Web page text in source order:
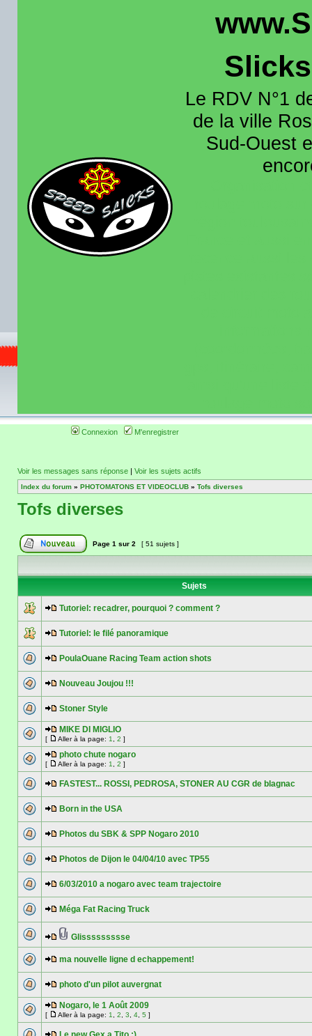
Le RDV N°1
de la ville
Sud-Ouest
Connexion M'enregistrer
Voir les messages sans réponse | Voir les sujets actifs
Index du forum » PHOTOMATONS ET VIDEOCLUB » Tofs diverses
Tofs diverses
Page 1 sur 2 [ 51 sujets ]
Sujets
Tutoriel: recadrer, pourquoi ? comment ?
Tutoriel: le filé panoramique
PoulaOuane Racing Team action shots
Nouveau Joujou !!!
Stoner Style
MIKE DI MIGLIO
[ Aller à la page: 1 2 ]
photo chute nogaro
[ Aller à la page: 1 2 ]
FASTEST... ROSSI, PEDROSA, STONER AU CGR de blagnac
Born in the USA
Photos du SBK & SPP Nogaro 2010
Photos de Dijon le 04/04/10 avec TP55
6/03/2010 a nogaro avec team trajectoire
Méga Fat Racing Truck
Glissssssssse
ma nouvelle ligne d echappement!
photo d'un pilot auvergnat
Nogaro, le 1 Août 2009
[ Aller à la page: 1 2 3 4 5 ]